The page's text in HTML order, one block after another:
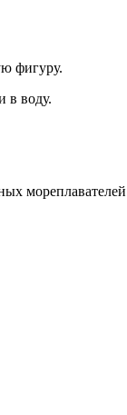
фигуру.
в воду.